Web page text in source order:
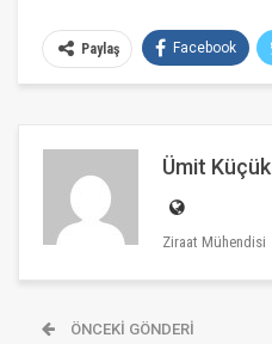
Paylaş Facebook
Ümit Küçük
Ziraat Mühendisi
ÖNCEKI GÖNDERI